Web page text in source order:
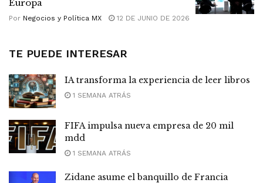
Europa
Por Negocios y Política MX 12 DE JUNIO DE 2026
TE PUEDE INTERESAR
IA transforma la experiencia de leer libros
1 SEMANA ATRÁS
FIFA impulsa nueva empresa de 20 mil
mdd
1 SEMANA ATRÁS
Zidane asume el banquillo de Francia